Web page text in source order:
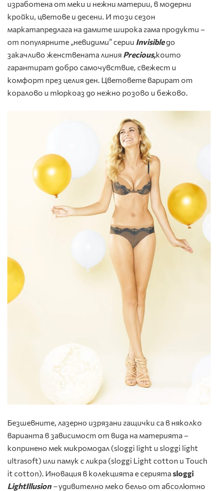
изработена от меки и нежни материи, в модерни
кройки, цветове и десени. И този сезон
маркатапредлага на дамите широка гама продукти –
от популярните „невидими” серии Invisibleдо
закачливо женствената линия Precious,които
гарантират добро самочувствие, свежест и
комфорт през целия ден. Цветовете варират от
коралово и тюркоаз до нежно розово и бежово.
Безшевните, лазерно изрязани гащички са в няколко
варианта в зависимост от вида на материята –
копринено мек микромодал (sloggi light и sloggi light
ultrasoft) или памук с ликра (sloggi Light cotton и Touch
it cotton). Иновация в колекцията е сериятаsloggi
LightIllusion–удивително меко бельо от абсолютно